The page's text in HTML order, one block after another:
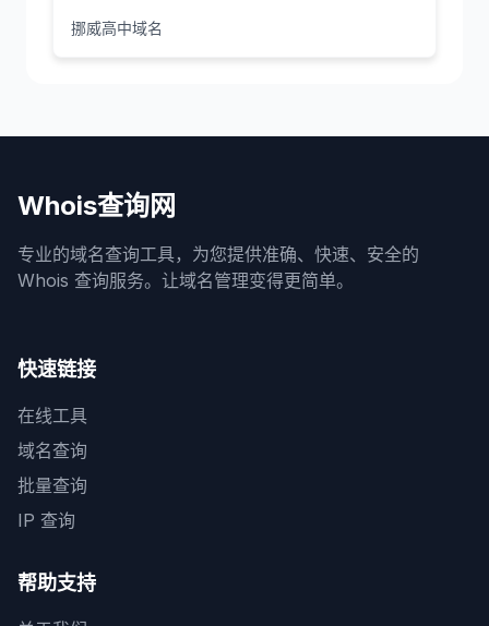
挪威高中域名
Whois查询网
专业的域名查询工具，为您提供准确、快速、安全的
Whois 查询服务。让域名管理变得更简单。
快速链接
在线工具
域名查询
批量查询
IP 查询
帮助支持